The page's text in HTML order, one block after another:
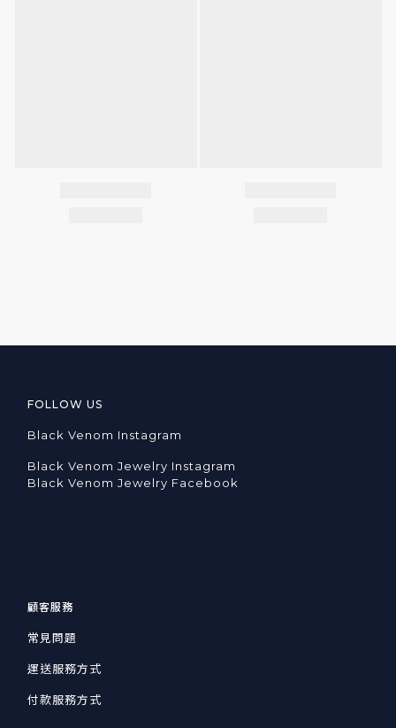
FOLLOW US
Black Venom Instagram
Black Venom Jewelry Instagram
Black Venom Jewelry Facebook
顧客服務
常見問題
運送服務方式
付款服務方式